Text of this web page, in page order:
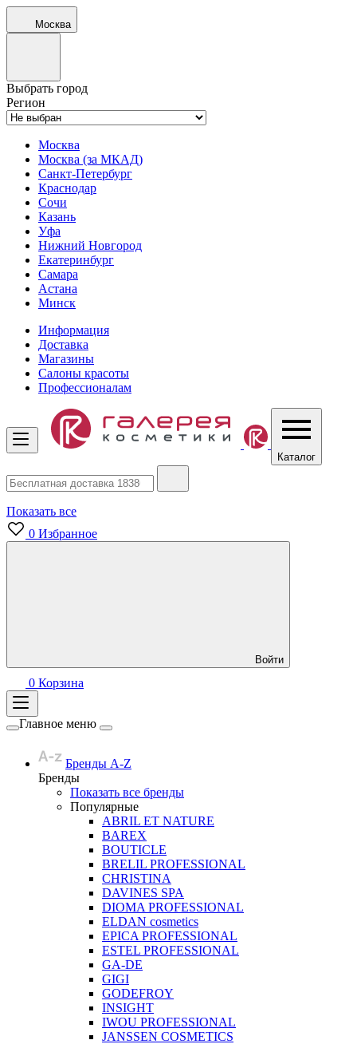
Москва
Выбрать город
Регион
Москва
Москва (за МКАД)
Санкт-Петербург
Краснодар
Сочи
Казань
Уфа
Нижний Новгород
Екатеринбург
Самара
Астана
Минск
Информация
Доставка
Магазины
Салоны красоты
Профессионалам
Каталог
Показать все
0 Избранное
Войти
0 Корзина
Главное меню
Бренды A-Z
Бренды
Показать все бренды
Популярные
ABRIL ET NATURE
BAREX
BOUTICLE
BRELIL PROFESSIONAL
CHRISTINA
DAVINES SPA
DIOMA PROFESSIONAL
ELDAN cosmetics
EPICA PROFESSIONAL
ESTEL PROFESSIONAL
GA-DE
GIGI
GODEFROY
INSIGHT
IWOU PROFESSIONAL
JANSSEN COSMETICS